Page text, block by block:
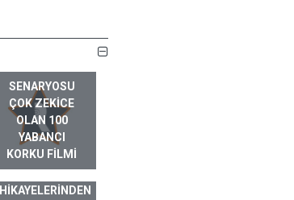
SENARYOSU
ÇOK ZEKICE
OLAN 100
YABANCI
KORKU FILMI
GERÇEK HAYAT
HIKAYELERINDEN